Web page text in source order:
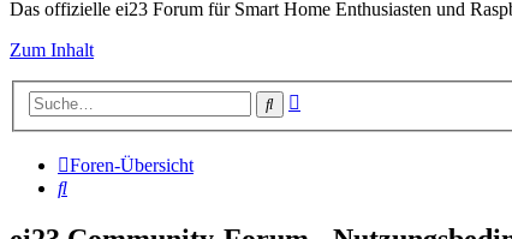
Das offizielle ei23 Forum für Smart Home Enthusiasten und
Zum Inhalt
Suche
Foren-Übersicht
Suche